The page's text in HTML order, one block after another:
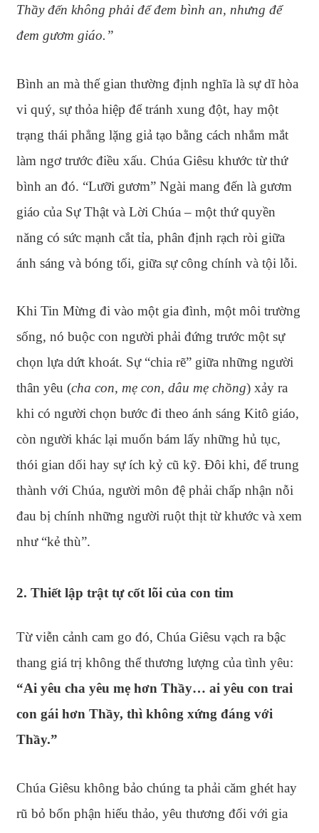
Thầy đến không phải để đem bình an, nhưng để
đem gươm giáo.”
Bình an mà thế gian thường định nghĩa là sự dĩ hòa
vi quý, sự thỏa hiệp để tránh xung đột, hay một
trạng thái phẳng lặng giả tạo bằng cách nhắm mắt
làm ngơ trước điều xấu. Chúa Giêsu khước từ thứ
bình an đó. “Lưỡi gươm” Ngài mang đến là gươm
giáo của Sự Thật và Lời Chúa – một thứ quyền
năng có sức mạnh cắt tỉa, phân định rạch ròi giữa
ánh sáng và bóng tối, giữa sự công chính và tội lỗi.
Khi Tin Mừng đi vào một gia đình, một môi trường
sống, nó buộc con người phải đứng trước một sự
chọn lựa dứt khoát. Sự “chia rẽ” giữa những người
thân yêu (cha con, mẹ con, dâu mẹ chồng) xảy ra
khi có người chọn bước đi theo ánh sáng Kitô giáo,
còn người khác lại muốn bám lấy những hủ tục,
thói gian dối hay sự ích kỷ cũ kỹ. Đôi khi, để trung
thành với Chúa, người môn đệ phải chấp nhận nỗi
đau bị chính những người ruột thịt từ khước và xem
như “kẻ thù”.
2. Thiết lập trật tự cốt lõi của con tim
Từ viễn cảnh cam go đó, Chúa Giêsu vạch ra bậc
thang giá trị không thể thương lượng của tình yêu:
“Ai yêu cha yêu mẹ hơn Thầy… ai yêu con trai
con gái hơn Thầy, thì không xứng đáng với
Thầy.”
Chúa Giêsu không bảo chúng ta phải căm ghét hay
rũ bỏ bổn phận hiếu thảo, yêu thương đối với gia